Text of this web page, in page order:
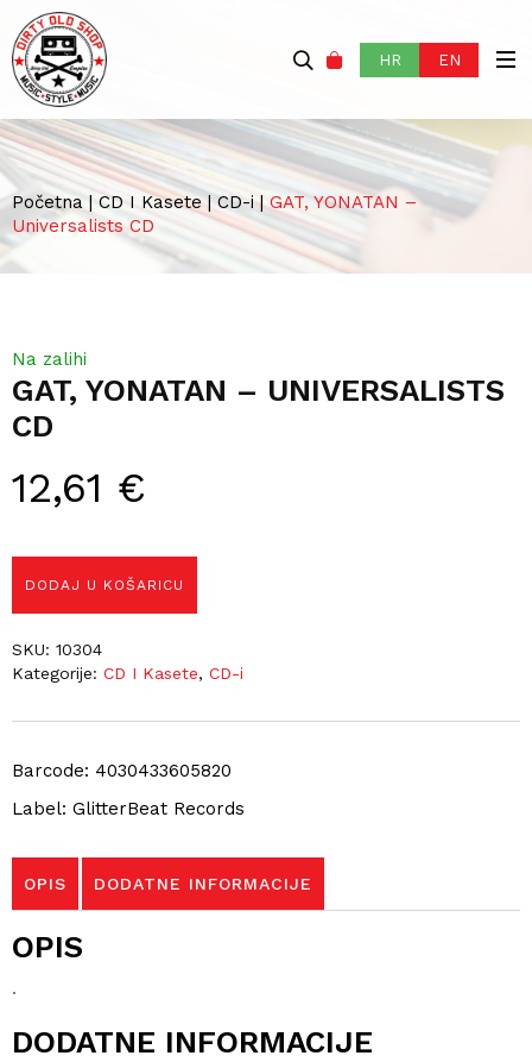
HR EN
Početna | CD I Kasete|CD-i|GAT, YONATAN –
Universalists CD
GAT, YONATAN – UNIVERSALISTS
CD
12,61 €
Barcode: 4030433605820
Label: GlitterBeat Records
Na zalihi
DODAJ U KOŠARICU
SKU: 10304
Kategorije: CD I Kasete, CD-i
OPIS DODATNE INFORMACIJE
OPIS
.
DODATNE INFORMACIJE